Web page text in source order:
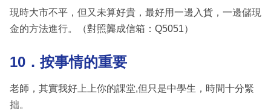
現時大市不平，但又未算好貴，最好用一邊入貨，一邊儲現
金的方法進行。（對照龔成信箱：Q5051）
10．按事情的重要
老師，其實我好上上你的課堂,但只是中學生，時間十分緊
拙。